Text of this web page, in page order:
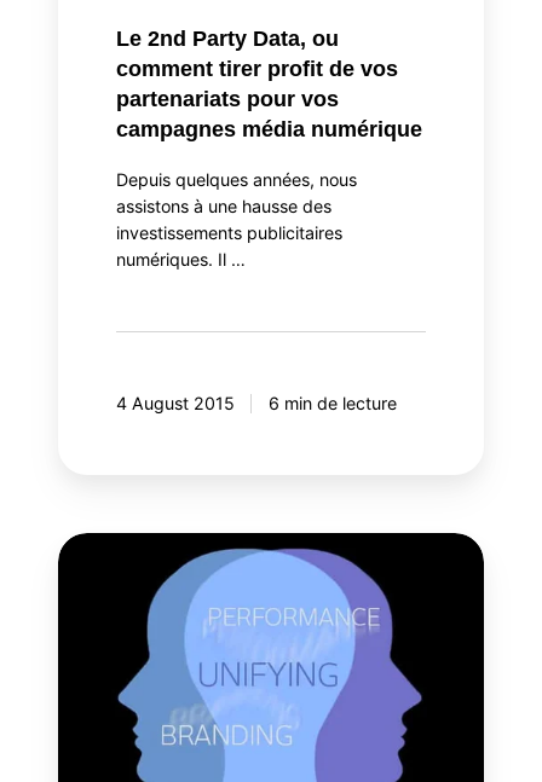
campagnes
numérique
Le 2nd Party Data, ou
comment tirer profit de vos
partenariats pour vos
campagnes média numérique
Depuis quelques années, nous
assistons à une hausse des
investissements publicitaires
numériques. Il …
4 August 2015 6 min de lecture
Démystifier
performance